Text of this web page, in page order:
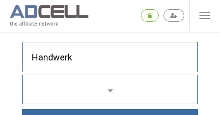
the affiliate network